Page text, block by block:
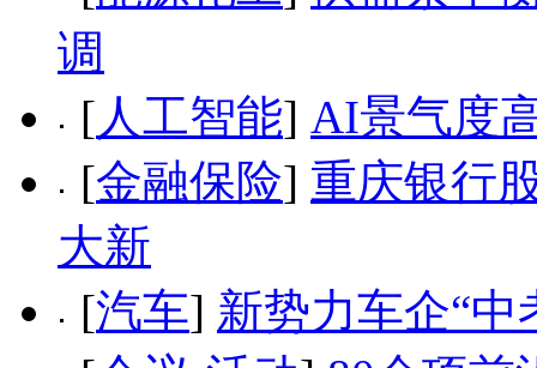
调
[人工智能] AI景气度
[金融保险] 重庆银行
大新
[汽车] 新势力车企“